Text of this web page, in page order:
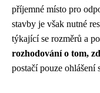
příjemné místo pro
stavby je však nutné
týkající se rozměrů a
rozhodování o tom,
postačí pouze ohlášení